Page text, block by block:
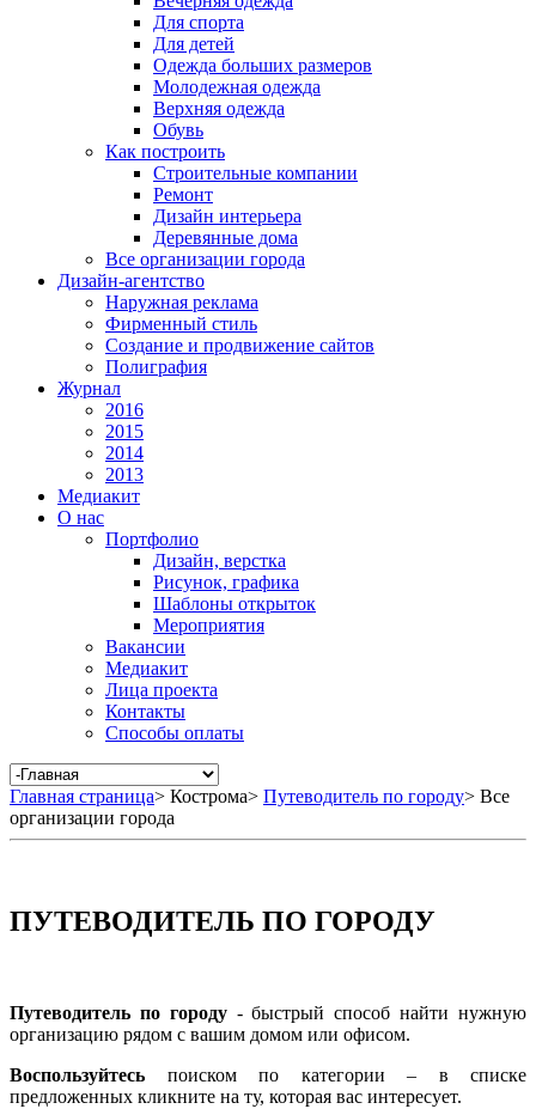
Для спорта
Для детей
Одежда больших размеров
Молодежная одежда
Верхняя одежда
Обувь
Как построить
Строительные компании
Ремонт
Дизайн интерьера
Деревянные дома
Все организации города
Дизайн-агентство
Наружная реклама
Фирменный стиль
Создание и продвижение сайтов
Полиграфия
Журнал
2016
2015
2014
2013
Медиакит
О нас
Портфолио
Дизайн, верстка
Рисунок, графика
Шаблоны открыток
Мероприятия
Вакансии
Медиакит
Лица проекта
Контакты
Способы оплаты
Главная страница> Кострома> Путеводитель по городу> Все
организации города
ПУТЕВОДИТЕЛЬ ПО ГОРОДУ
Путеводитель по городу- быстрый способ найти нужную
организацию рядом с вашим домом или офисом.
Воспользуйтесь поиском по категории – в списке
предложенных кликните на ту, которая вас интересует.